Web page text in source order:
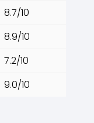
8.7/10
8.9/10
7.2/10
9.0/10